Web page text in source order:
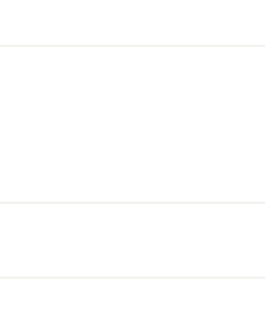
que esté
perro es
Holandés